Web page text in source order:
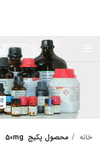
خانه محصول پکیج 50mg